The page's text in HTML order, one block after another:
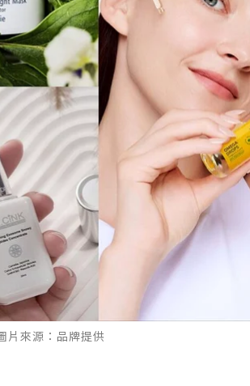
片來源：品牌提供